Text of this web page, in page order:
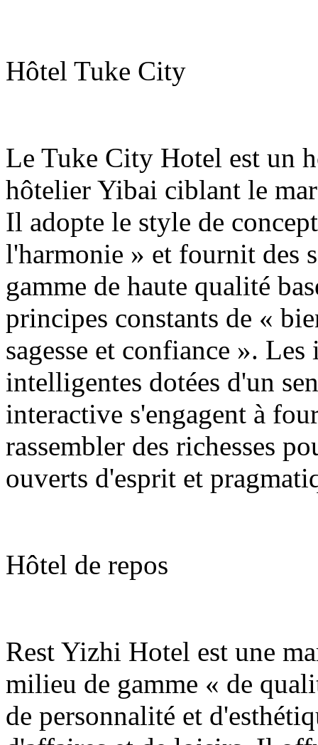
Hôtel Tuke City
Le Tuke City Hotel est un
hôtelier Yibai ciblant le
Il adopte le style de
l'harmonie » et fournit des
gamme de haute qualité
principes constants de «
sagesse et confiance ».
intelligentes dotées d'un
interactive s'engagent à
rassembler des richesses
ouverts d'esprit et
Hôtel de repos
Rest Yizhi Hotel est une
milieu de gamme « de
de personnalité et